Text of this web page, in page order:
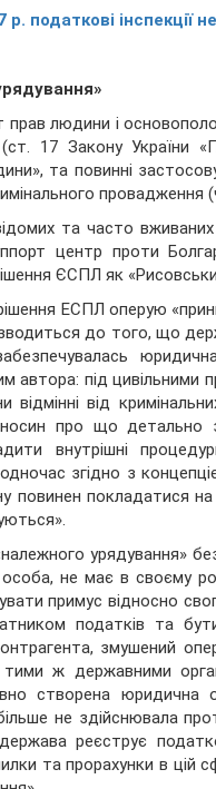
р. податкові інспекції
прав людини і
17 Закону України
та повинні
провадження
та часто
центр проти
ЄСПЛ як
ЕСПЛ оперую
до того, що
юридична
автора: під
відмінні від
про що
внутрішні
згідно з
повинен покладатися
урядування»
не має в своєму
примус відносно
податків та
змушений
ж державними
створена юридична
не здійснювала
реєструє
та прорахунки в